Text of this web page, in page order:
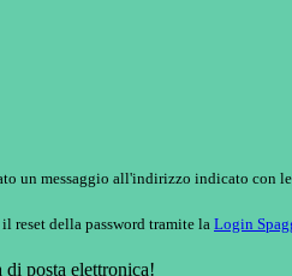
un messaggio all'indirizzo indicato con
reset della password tramite la Login
posta elettronica!